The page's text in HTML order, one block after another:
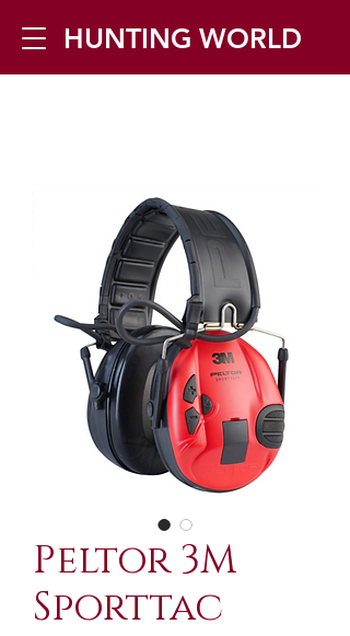
HUNTING WORLD
info@huntingworld.be
Peltor 3M
Sporttac